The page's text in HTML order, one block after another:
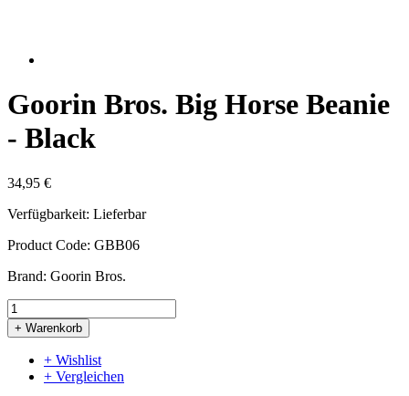
Goorin Bros. Big Horse Beanie
- Black
34,95 €
Verfügbarkeit: Lieferbar
Product Code: GBB06
Brand: Goorin Bros.
+ Warenkorb
+ Wishlist
+ Vergleichen